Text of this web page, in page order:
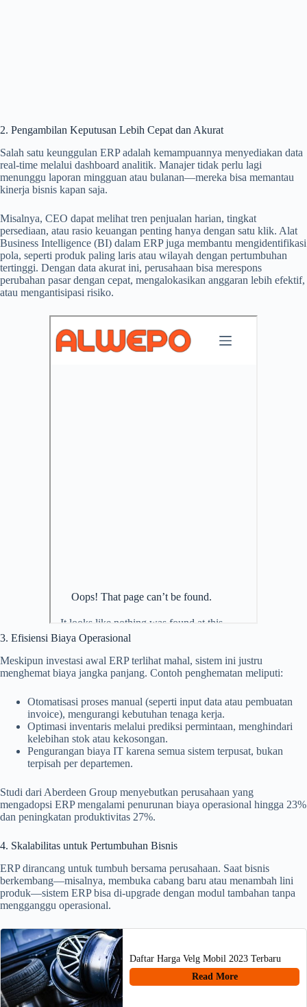
2. Pengambilan Keputusan Lebih Cepat dan Akurat
Salah satu keunggulan ERP adalah kemampuannya menyediakan data
real-time melalui dashboard analitik. Manajer tidak perlu lagi
menunggu laporan mingguan atau bulanan—mereka bisa memantau
kinerja bisnis kapan saja.
Misalnya, CEO dapat melihat tren penjualan harian, tingkat
persediaan, atau rasio keuangan penting hanya dengan satu klik. Alat
Business Intelligence (BI) dalam ERP juga membantu mengidentifikasi
pola, seperti produk paling laris atau wilayah dengan pertumbuhan
tertinggi. Dengan data akurat ini, perusahaan bisa merespons
perubahan pasar dengan cepat, mengalokasikan anggaran lebih efektif,
atau mengantisipasi risiko.
3. Efisiensi Biaya Operasional
Meskipun investasi awal ERP terlihat mahal, sistem ini justru
menghemat biaya jangka panjang. Contoh penghematan meliputi:
Otomatisasi proses manual (seperti input data atau pembuatan
invoice), mengurangi kebutuhan tenaga kerja.
Optimasi inventaris melalui prediksi permintaan, menghindari
kelebihan stok atau kekosongan.
Pengurangan biaya IT karena semua sistem terpusat, bukan
terpisah per departemen.
Studi dari Aberdeen Group menyebutkan perusahaan yang
mengadopsi ERP mengalami penurunan biaya operasional hingga 23%
dan peningkatan produktivitas 27%.
4. Skalabilitas untuk Pertumbuhan Bisnis
ERP dirancang untuk tumbuh bersama perusahaan. Saat bisnis
berkembang—misalnya, membuka cabang baru atau menambah lini
produk—sistem ERP bisa di-upgrade dengan modul tambahan tanpa
mengganggu operasional.
Daftar Harga Velg Mobil 2023 Terbaru
Read More